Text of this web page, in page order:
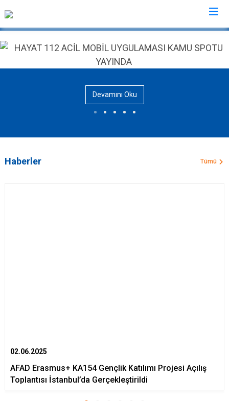
AFAD İl Müdürlükleri
Devamını Oku
Haberler Tümü
02.06.2025
AFAD Erasmus+ KA154 Gençlik Katılımı Projesi Açılış
Toplantısı İstanbul’da Gerçekleştirildi